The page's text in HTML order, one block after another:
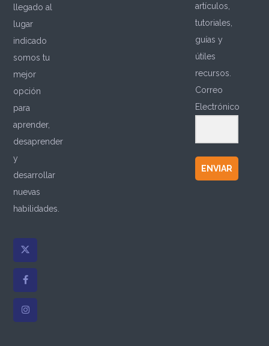
llegado al
lugar
indicado
somos tu
mejor
opción
para
aprender,
desaprender
y
desarrollar
nuevas
habilidades.
artículos,
tutoriales,
guías y
útiles
recursos.
Correo
Electrónico
ENVIAR